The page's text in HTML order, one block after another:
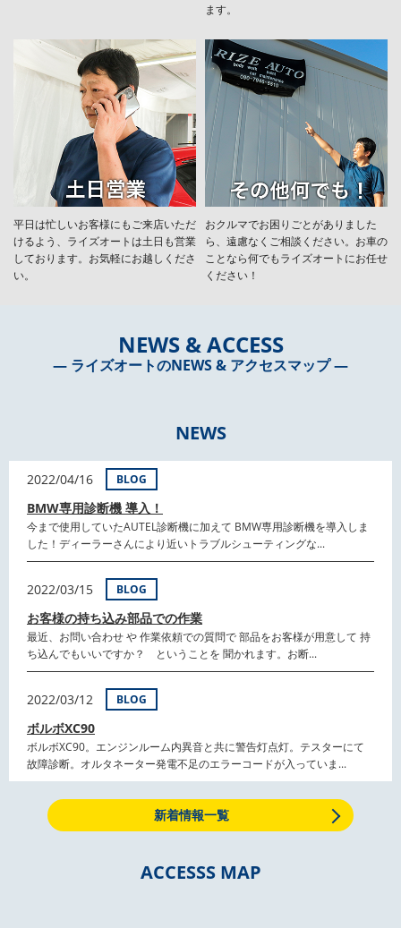
ます。
平日は忙しいお客様にもご来店いただ
けるよう、ライズオートは土日も営業
しております。お気軽にお越しくださ
い。
おクルマでお困りごとがありました
ら、遠慮なくご相談ください。お車の
ことなら何でもライズオートにお任せ
ください！
NEWS & ACCESS
― ライズオートのNEWS & アクセスマップ ―
NEWS
2022/04/16 BLOG
BMW専用診断機 導入！
今まで使用していたAUTEL診断機に加えて BMW専用診断機を導入しま
した！ディーラーさんにより近いトラブルシューティングな...
2022/03/15 BLOG
お客様の持ち込み部品での作業
最近、お問い合わせ や 作業依頼での質問で 部品をお客様が用意して 持
ち込んでもいいですか？ ということを 聞かれます。お断...
2022/03/12 BLOG
ボルボXC90
ボルボXC90。エンジンルーム内異音と共に警告灯点灯。テスターにて
故障診断。オルタネーター発電不足のエラーコードが入っていま...
新着情報一覧
ACCESSS MAP